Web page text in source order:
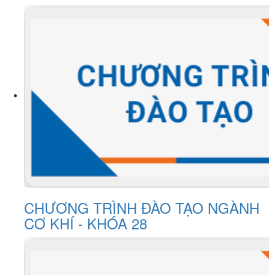
CHƯƠNG TRÌNH ĐÀO TẠO NGÀNH
CƠ KHÍ - KHÓA 28